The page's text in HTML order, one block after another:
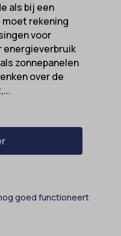
als bij een
rekening
voor
energieverbruik
zonnepanelen
over de